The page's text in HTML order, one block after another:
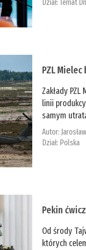
Dział:Temat
PZL
Zakłady
linii
samym
Autor:
Dział: Polska
Pekin
Od środy
których